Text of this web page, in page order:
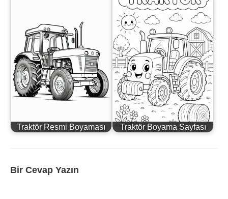
Traktör Resmi Boyaması Traktör Boyama Sayfası
Bir Cevap Yazın